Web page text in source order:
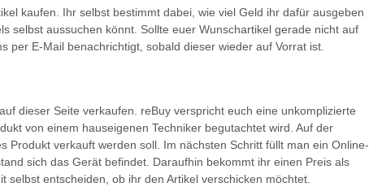
kaufen. Ihr selbst bestimmt dabei, wie viel Geld ihr dafür ausgeben
selbst aussuchen könnt. Sollte euer Wunschartikel gerade nicht auf
per E-Mail benachrichtigt, sobald dieser wieder auf Vorrat ist.
dieser Seite verkaufen. reBuy verspricht euch eine unkomplizierte
von einem hauseigenen Techniker begutachtet wird. Auf der
Produkt verkauft werden soll. Im nächsten Schritt füllt man ein Online-
sich das Gerät befindet. Daraufhin bekommt ihr einen Preis als
selbst entscheiden, ob ihr den Artikel verschicken möchtet.